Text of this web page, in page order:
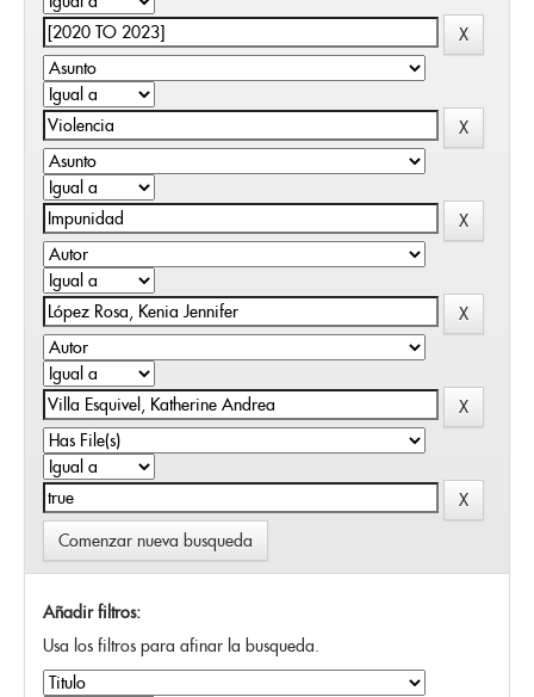
Comenzar nueva busqueda
Añadir filtros:
Usa los filtros para afinar la busqueda.